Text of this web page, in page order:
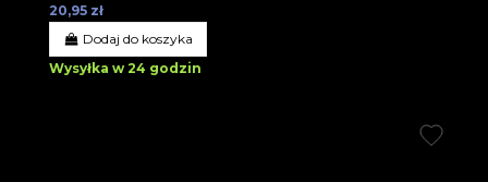
20,95 zł
Dodaj do koszyka
Wysyłka w 24 godzin